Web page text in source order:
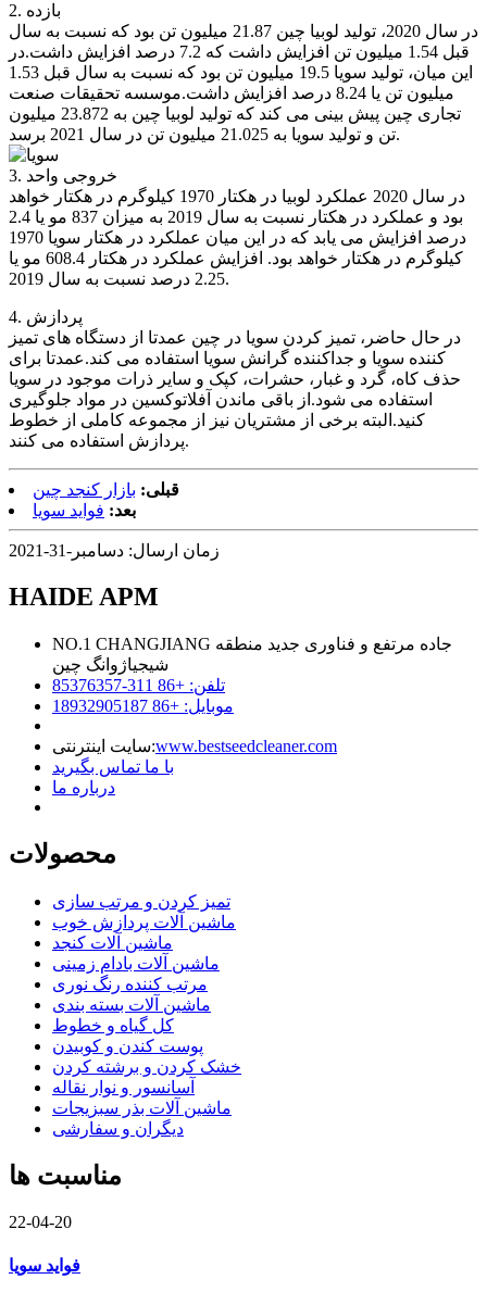
2. بازده
در سال 2020، تولید لوبیا چین 21.87 میلیون تن بود که نسبت به سال
قبل 1.54 میلیون تن افزایش داشت که 7.2 درصد افزایش داشت.در
این میان، تولید سویا 19.5 میلیون تن بود که نسبت به سال قبل 1.53
میلیون تن یا 8.24 درصد افزایش داشت.موسسه تحقیقات صنعت
تجاری چین پیش بینی می کند که تولید لوبیا چین به 23.872 میلیون
تن و تولید سویا به 21.025 میلیون تن در سال 2021 برسد.
3. خروجی واحد
در سال 2020 عملکرد لوبیا در هکتار 1970 کیلوگرم در هکتار خواهد
بود و عملکرد در هکتار نسبت به سال 2019 به میزان 837 مو یا 2.4
درصد افزایش می یابد که در این میان عملکرد در هکتار سویا 1970
کیلوگرم در هکتار خواهد بود. افزایش عملکرد در هکتار 608.4 مو یا
2.25 درصد نسبت به سال 2019.
4. پردازش
در حال حاضر، تمیز کردن سویا در چین عمدتا از دستگاه های تمیز
کننده سویا و جداکننده گرانش سویا استفاده می کند.عمدتا برای
حذف کاه، گرد و غبار، حشرات، کپک و سایر ذرات موجود در سویا
استفاده می شود.از باقی ماندن آفلاتوکسین در مواد جلوگیری
کنید.البته برخی از مشتریان نیز از مجموعه کاملی از خطوط
پردازش استفاده می کنند.
قبلی: بازار کنجد چین
بعد: فواید سویا
زمان ارسال: دسامبر-31-2021
HAIDE APM
NO.1 CHANGJIANG جاده مرتفع و فناوری جدید منطقه
شیجیاژوانگ چین
تلفن: +86 311-85376357
موبایل: +86 18932905187
سایت اینترنتی:www.bestseedcleaner.com
با ما تماس بگیرید
درباره ما
محصولات
تمیز کردن و مرتب سازی
ماشین آلات پردازش خوب
ماشین آلات کنجد
ماشین آلات بادام زمینی
مرتب کننده رنگ نوری
ماشین آلات بسته بندی
کل گیاه و خطوط
پوست کندن و کوبیدن
خشک کردن و برشته کردن
آسانسور و نوار نقاله
ماشین آلات بذر سبزیجات
دیگران و سفارشی
مناسبت ها
22-04-20
فواید سویا